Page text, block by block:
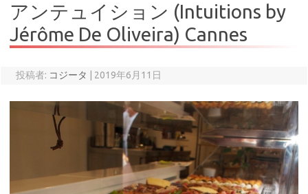
アンテュイション (Intuitions by
Jérôme De Oliveira) Cannes
投稿者: コジータ 2019年6月11日